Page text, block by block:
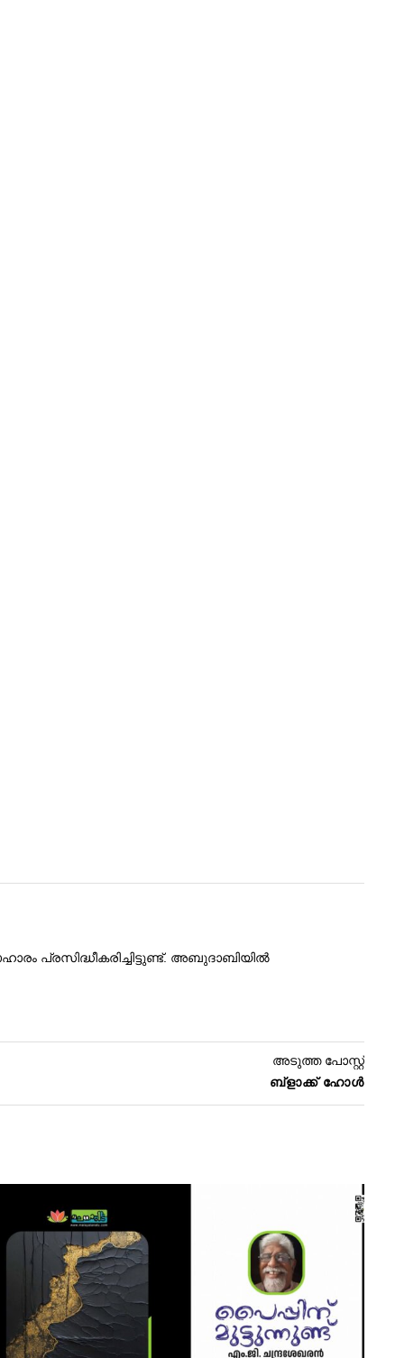
പ്രസിദ്ധീകരിച്ചിട്ടുണ്ട്. അബുദാബിയിൽ
അടുത്ത പോസ്റ്റ്
ബ്ളാക്ക് ഹോൾ